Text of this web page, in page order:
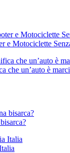
e Motociclette
che un’auto è